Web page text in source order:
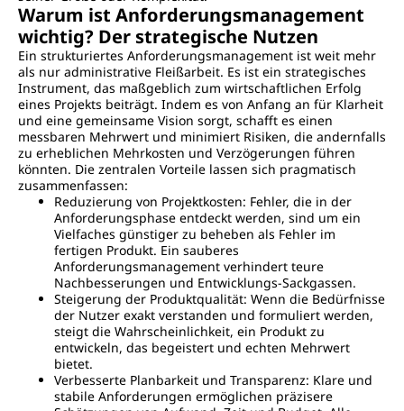
Warum ist Anforderungsmanagement
wichtig? Der strategische Nutzen
Ein strukturiertes Anforderungsmanagement ist weit mehr
als nur administrative Fleißarbeit. Es ist ein strategisches
Instrument, das maßgeblich zum wirtschaftlichen Erfolg
eines Projekts beiträgt. Indem es von Anfang an für Klarheit
und eine gemeinsame Vision sorgt, schafft es einen
messbaren Mehrwert und minimiert Risiken, die andernfalls
zu erheblichen Mehrkosten und Verzögerungen führen
könnten. Die zentralen Vorteile lassen sich pragmatisch
zusammenfassen:
Reduzierung von Projektkosten: Fehler, die in der
Anforderungsphase entdeckt werden, sind um ein
Vielfaches günstiger zu beheben als Fehler im
fertigen Produkt. Ein sauberes
Anforderungsmanagement verhindert teure
Nachbesserungen und Entwicklungs-Sackgassen.
Steigerung der Produktqualität: Wenn die Bedürfnisse
der Nutzer exakt verstanden und formuliert werden,
steigt die Wahrscheinlichkeit, ein Produkt zu
entwickeln, das begeistert und echten Mehrwert
bietet.
Verbesserte Planbarkeit und Transparenz: Klare und
stabile Anforderungen ermöglichen präzisere